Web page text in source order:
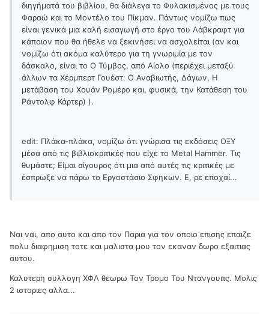
διηγήματά του βιβλίου, θα διάλεγα το Φυλακισμένος με τους
Φαραώ και το Μοντέλο του Πίκμαν. Πάντως νομίζω πως
είναι γενικά μια καλή εισαγωγή στο έργο του Λάβκραφτ για
κάποιον που θα ήθελε να ξεκινήσει να ασχολείται (αν και
νομίζω ότι ακόμα καλύτερο για τη γνωριμία με τον
δάσκαλο, είναι το Ο Τύμβος, από Αίολο (περιέχει μεταξύ
άλλων τα Χέρμπερτ Γουέστ: Ο Αναβιωτής, Δάγων, Η
μετάβαση του Χουάν Ρομέρο και, φυσικά, την Κατάθεση του
Ράντολφ Κάρτερ) ).
edit: Πλάκα-πλάκα, νομίζω ότι γνώρισα τις εκδόσεις ΟΞΥ
μέσα από τις βιβλιοκριτικές που είχε το Metal Hammer. Τις
θυμάστε; Είμαι σίγουρος ότι μια από αυτές τις κριτικές με
έσπρωξε να πάρω το Εργοστάσιο Σφηκων. Ε, ρε εποχαί...
Ναι ναι, απο αυτο και απο τον Παρια για τον οποιο επισης επαιζε
πολυ διαφημιση τοτε και μαλιστα μου τον εκαναν δωρο εξαιτιας
αυτου.
Καλυτερη συλλογη ΧΦΛ θεωρω Τον Τρομο Του Ντανγουιτς. Μολις
2 ιστοριες αλλα...